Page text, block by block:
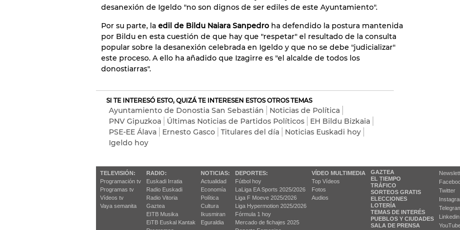
desanexión de Igeldo "no son dignos de ser ediles de este Ayuntamiento".
Por su parte, la edil de Bildu Naiara Sanpedro ha defendido la postura mantenida
por Bildu en esta cuestión de que hay que "respetar" el resultado de la consulta
popular sobre la desanexión celebrada en Igeldo y que no se debe "judicializar"
este proceso. A ello ha añadido que Izagirre es "el alcalde de todos los
donostiarras".
SI TE INTERESÓ ESTO, QUIZÁ TE INTERESEN ESTOS OTROS TEMAS
Ayuntamiento de Donostia San Sebastián
Noticias de Política
PNV Gipuzkoa
Últimas Noticias de Partidos Políticos
EH Bildu Bizkaia
PSE-EE Álava
Ernesto Gasco Titulares del día
Noticias Euskadi hoy
Igeldo hoy
TELEVISIÓN:
Programación tv
Programas tv
Vídeos tv
Vaya semanita
RADIO:
Euskadi Irratia
Radio Euskadi
Radio Vitoria
Gaztea
EITB Musika
EiTB Euskal Kantak
NOTICIAS:
Actualidad
Economía
Política
Cultura
Ikusmiran
Eguraldia
DEPORTES:
Fútbol hoy
LaLiga EA Sports 2025/2026
Liga F Moeve 2025/2026
Liga Hypermotion 2025/2026
Fórmula 1 hoy
Mercado de fichajes 2025
VÍDEO MULTIMEDIA
Top Vídeos
Fotos
Audios
GAZTEA
EL TIEMPO
TRÁFICO
SORTEOS GRATIS
ELECCIONES
LOTERÍA
TEMAS DE INTERÉS
PUEBLOS Y CIUDADES
SALA DE PRENSA
Twitter
Linkedin